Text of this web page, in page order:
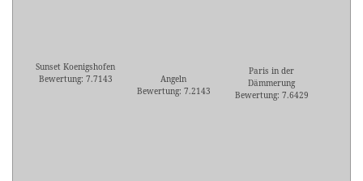
Sunset Koenigshofen
Bewertung: 7.7143
Angeln
Bewertung: 7.2143
Paris in der
Dämmerung
Bewertung: 7.6429